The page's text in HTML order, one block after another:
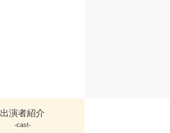
出演者紹介
-cast-